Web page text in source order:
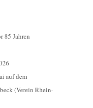
85 Jahren
auf dem
(Verein Rhein-